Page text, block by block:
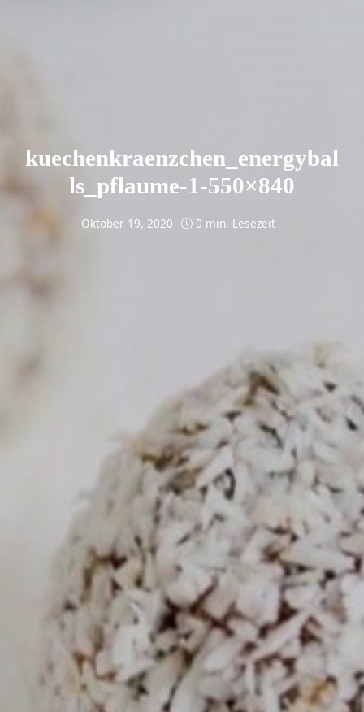
kuechenkraenzchen_energybal
ls_pflaume-1-550×840
Oktober 19, 2020 0 min. Lesezeit